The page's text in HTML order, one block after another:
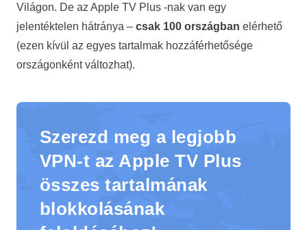
Világon. De az Apple TV Plus-nak van egy
jelentéktelen hátránya – csak 100 országban elérhető
(ezen kívül az egyes tartalmak hozzáférhetősége
országonként változhat).
Szerezd meg a legjobb
VPN-t az Apple TV Plus
összes tartalmának
blokkolásának